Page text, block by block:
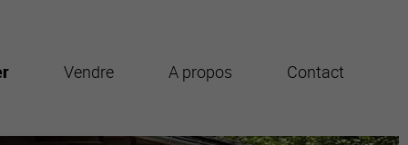
Vendre A propos Contact